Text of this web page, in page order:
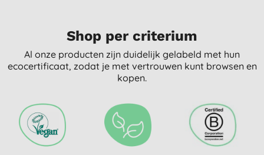
Shop per criterium
Al onze producten zijn duidelijk gelabeld met hun
ecocertificaat, zodat je met vertrouwen kunt browsen en
kopen.